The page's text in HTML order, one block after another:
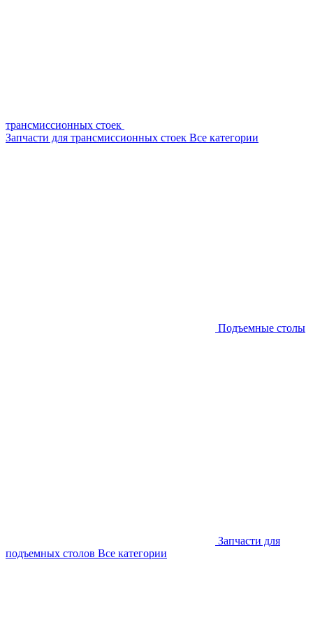
трансмиссионных стоек
Запчасти для трансмиссионных стоек Все категории
Подъемные столы
Запчасти для
подъемных столов Все категории